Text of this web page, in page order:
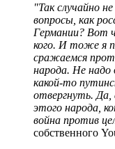
"Так случайно
вопросы, как
Германии? Вот
кого. И тоже я
сражаемся
народа. Не
какой-то
отвергнуть. Да,
этого народа,
война против
собственного